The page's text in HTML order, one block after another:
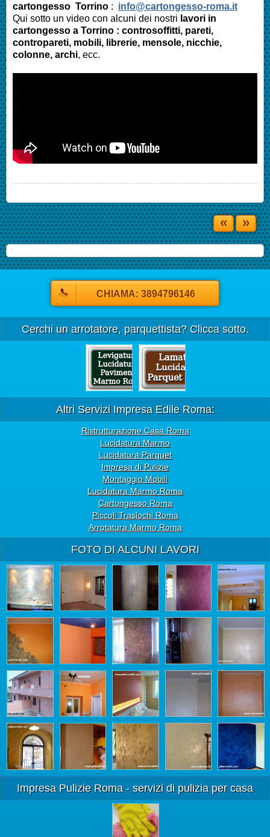
cartongesso Torrino : info@cartongesso-roma.it
Qui sotto un video con alcuni dei nostri lavori in
cartongesso a Torrino : controsoffitti, pareti,
contropareti, mobili, librerie, mensole, nicchie,
colonne, archi, ecc.
« »
CHIAMA: 3894796146
Cerchi un arrotatore, parquettista? Clicca sotto.
Altri Servizi Impresa Edile Roma:
Ristrutturazione Casa Roma
Lucidatura Marmo
Lucidatura Parquet
Impresa di Pulizie
Montaggio Mobili
Lucidatura Marmo Roma
Cartongesso Roma
Piccoli Traslochi Roma
Arrotatura Marmo Roma
FOTO DI ALCUNI LAVORI
Impresa Pulizie Roma - servizi di pulizia per casa